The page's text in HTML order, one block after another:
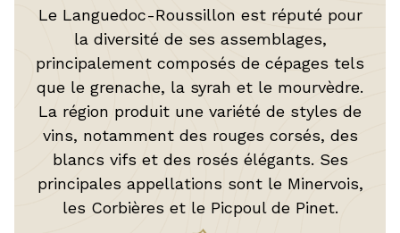
Le Languedoc-Roussillon est réputé pour
la diversité de ses assemblages,
principalement composés de cépages tels
que le grenache, la syrah et le mourvèdre.
La région produit une variété de styles de
vins, notamment des rouges corsés, des
blancs vifs et des rosés élégants. Ses
principales appellations sont le Minervois,
les Corbières et le Picpoul de Pinet.